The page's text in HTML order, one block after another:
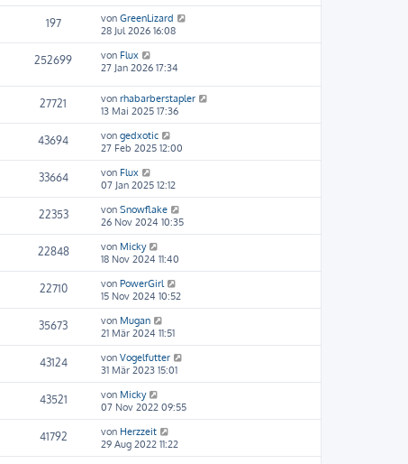
197 von GreenLizard
28 Jul 2026 16:08
252699 von Flux
27 Jan 2026 17:34
27721 von rhabarberstapler
13 Mai 2025 17:36
43694 von gedxotic
27 Feb 2025 12:00
33664 von Flux
07 Jan 2025 12:12
22353 von Snowflake
26 Nov 2024 10:35
22848 von Micky
18 Nov 2024 11:40
22710 von PowerGirl
15 Nov 2024 10:52
35673 von Mugan
21 Mär 2024 11:51
43124 von Vogelfutter
31 Mär 2023 15:01
43521 von Micky
07 Nov 2022 09:55
41792 von Herzzeit
29 Aug 2022 11:22